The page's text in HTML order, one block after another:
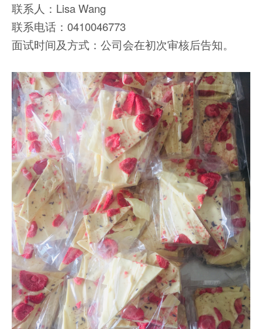
联系人：Lisa Wang
联系电话：0410046773
面试时间及方式：公司会在初次审核后告知。